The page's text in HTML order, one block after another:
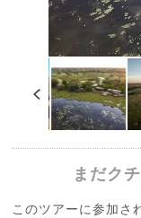
まだク
このツアーに参加さ